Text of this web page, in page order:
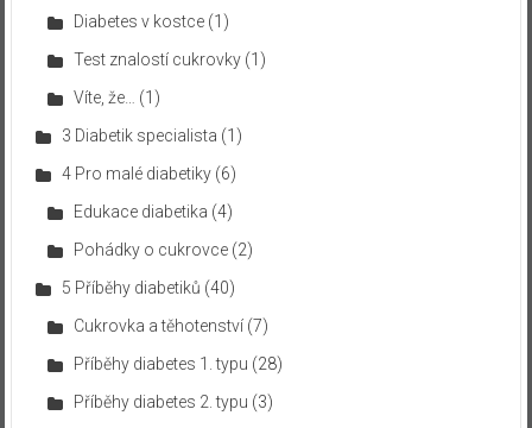
Diabetes v kostce(1)
Test znalostí cukrovky(1)
Víte, že…
(1)
3 Diabetik specialista (1)
4 Pro malé diabetiky(6)
Edukace diabetika (4)
Pohádky o cukrovce(2)
5 Příběhy diabetiků (40)
Cukrovka a těhotenství(7)
Příběhy diabetes 1. typu (28)
Příběhy diabetes 2. typu (3)